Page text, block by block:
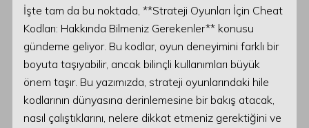
İşte tam da bu noktada, **Strateji Oyunları İçin Cheat
Kodları: Hakkında Bilmeniz Gerekenler** konusu
gündeme geliyor. Bu kodlar, oyun deneyimini farklı bir
boyuta taşıyabilir, ancak bilinçli kullanımları büyük
önem taşır. Bu yazımızda, strateji oyunlarındaki hile
kodlarının dünyasına derinlemesine bir bakış atacak,
nasıl çalıştıklarını, nelere dikkat etmeniz gerektiğini ve